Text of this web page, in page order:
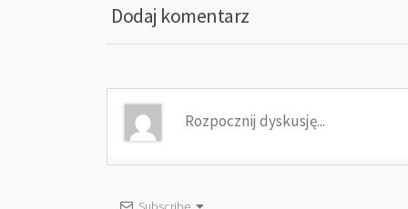
Dodaj komentarz